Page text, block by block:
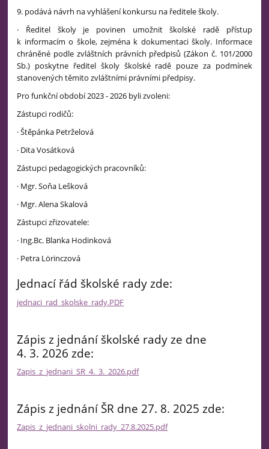
9. podává návrh na vyhlášení konkursu na ředitele školy.
· Ředitel školy je povinen umožnit školské radě přístup
k informacím o škole, zejména k dokumentaci školy. Informace
chráněné podle zvláštních právních předpisů (Zákon č. 101/2000
Sb.) poskytne ředitel školy školské radě pouze za podmínek
stanovených těmito zvláštními právními předpisy.
Pro funkční období 2023 - 2026 byli zvoleni:
Zástupci rodičů:
· Štěpánka Petrželová
· Dita Vosátková
Zástupci pedagogických pracovníků:
· Mgr. Soňa Lešková
· Mgr. Alena Skalová
Zástupci zřizovatele:
· Ing.Bc. Blanka Hodinková
· Petra Lӧrinczová
Jednací řád školské rady zde:
jednaci_rad_skolske_rady.PDF
Zápis z jednání školské rady ze dne
4. 3. 2026 zde:
Zapis_z_jednani_SR_4._3._2026.pdf
Zápis z jednání ŠR dne 27. 8. 2025 zde:
Zapis_z_jednani_skolni_rady_27.8.2025.pdf